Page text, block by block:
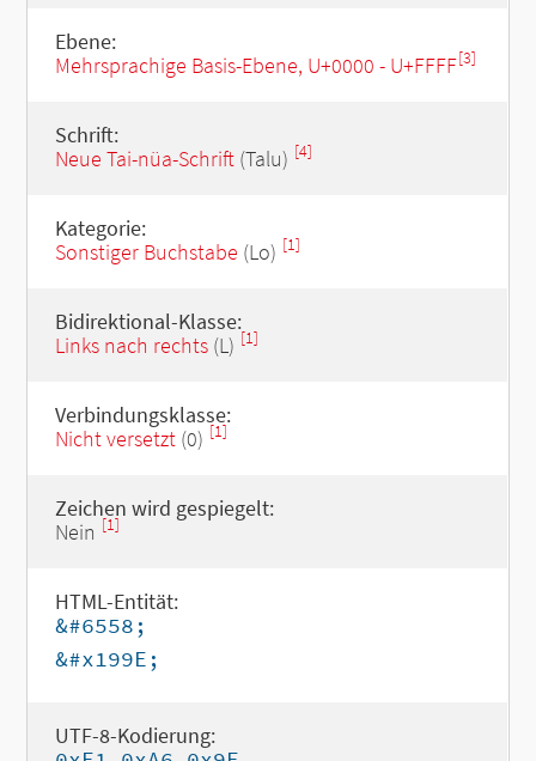
Ebene:
Mehrsprachige Basis-Ebene, U+0000 - U+FFFF[3]
Schrift:
Neue Tai-nüa-Schrift(Talu) [4]
Kategorie:
Sonstiger Buchstabe (Lo) [1]
Bidirektional-Klasse:
Links nach rechts(L) [1]
Verbindungsklasse:
Nicht versetzt(0) [1]
Zeichen wird gespiegelt:
Nein [1]
HTML-Entität:
&#6558;
&#x199E;
UTF-8-Kodierung: